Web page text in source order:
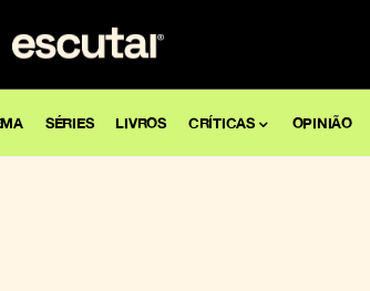
SÉRIES LIVROS CRÍTICAS OPINIÃO